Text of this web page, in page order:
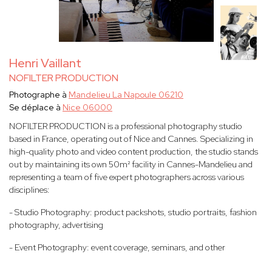
Henri Vaillant
NOFILTER PRODUCTION
Photographe à Mandelieu La Napoule 06210
Se déplace à Nice 06000
NOFILTER PRODUCTION is a professional photography studio
based in France, operating out of Nice and Cannes. Specializing in
high-quality photo and video content production, the studio stands
out by maintaining its own 50m² facility in Cannes-Mandelieu and
representing a team of five expert photographers across various
disciplines:
- Studio Photography: product packshots, studio portraits, fashion
photography, advertising
- Event Photography: event coverage, seminars, and other